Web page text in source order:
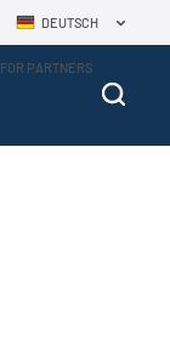
DEUTSCH
FOR PARTNERS